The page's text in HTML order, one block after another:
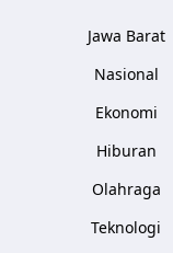
Jawa Barat
Nasional
Ekonomi
Hiburan
Olahraga
Teknologi